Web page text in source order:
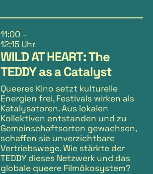
11:00 –
12:15 Uhr
WILD AT HEART: The
TEDDY as a Catalyst
Queeres Kino setzt kulturelle
Energien frei, Festivals wirken als
Katalysatoren. Aus lokalen
Kollektiven entstanden und zu
Gemeinschaftsorten gewachsen,
schaffen sie unverzichtbare
Vertriebswege. Wie stärkte der
TEDDY dieses Netzwerk und das
globale queere Filmökosystem?